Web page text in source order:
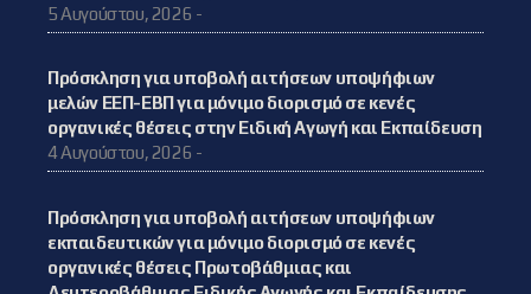
5 Αυγούστου, 2026 -
Πρόσκληση για υποβολή αιτήσεων υποψήφιων
μελών ΕΕΠ-ΕΒΠ για μόνιμο διορισμό σε κενές
οργανικές θέσεις στην Ειδική Αγωγή και Εκπαίδευση
4 Αυγούστου, 2026 -
Πρόσκληση για υποβολή αιτήσεων υποψήφιων
εκπαιδευτικών για μόνιμο διορισμό σε κενές
οργανικές θέσεις Πρωτοβάθμιας και